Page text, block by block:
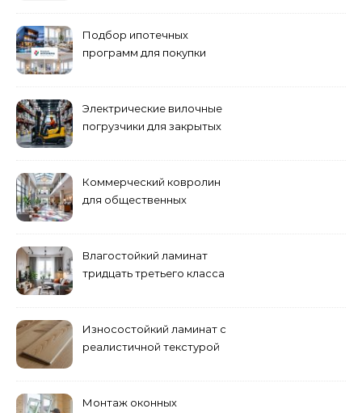
Подбор ипотечных
программ для покупки
Электрические вилочные
погрузчики для закрытых
Коммерческий ковролин
для общественных
Влагостойкий ламинат
тридцать третьего класса
Износостойкий ламинат с
реалистичной текстурой
Монтаж оконных